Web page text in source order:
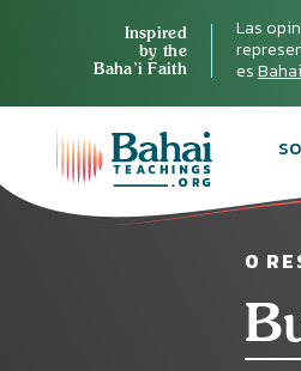
Inspired
by the
Baha’i Faith
Las
es
0